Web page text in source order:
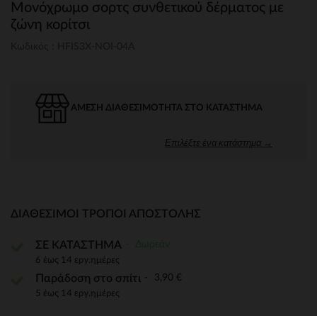
Μονόχρωμο σορτς συνθετικού δέρματος με
ζώνη κορίτσι
ΆΜΕΣΗ ΔΙΑΘΕΣΙΜΌΤΗΤΑ ΣΤΟ ΚΑΤΆΣΤΗΜΑ
Επιλέξτε ένα κατάστημα →
ΔΙΑΘΈΣΙΜΟΙ ΤΡΌΠΟΙ ΑΠΟΣΤΟΛΉΣ
ΣΕ ΚΑΤΑΣΤΗΜΑ
6 έως 14 εργ.ημέρες
Παράδοση στο σπίτι 3,90 €
5 έως 14 εργ.ημέρες